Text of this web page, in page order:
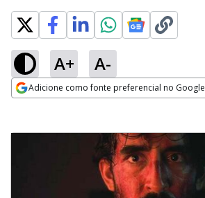
A+ A-
Adicione como fonte preferencial no Google